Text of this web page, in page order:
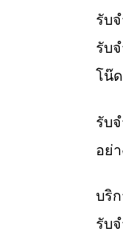
รับ
รับ
โน๊
รับ
อย่
บริ
รับ